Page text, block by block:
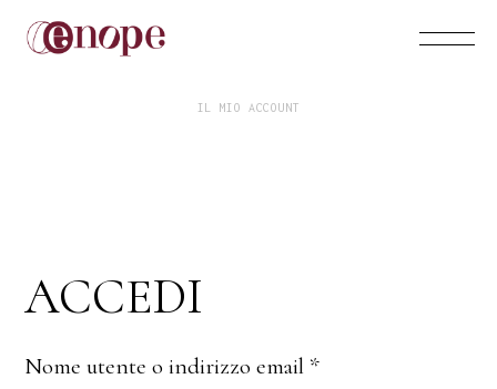
IL MIO ACCOUNT
ACCEDI
Nome utente o indirizzo email *